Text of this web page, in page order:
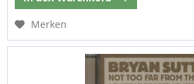
Merken